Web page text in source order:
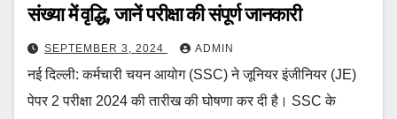
संख्या में वृद्धि, जानें परीक्षा की संपूर्ण जानकारी
SEPTEMBER 3, 2024 ADMIN
नई दिल्ली: कर्मचारी चयन आयोग (SSC) ने जूनियर इंजीनियर (JE)
पेपर 2 परीक्षा 2024 की तारीख की घोषणा कर दी है। SSC के